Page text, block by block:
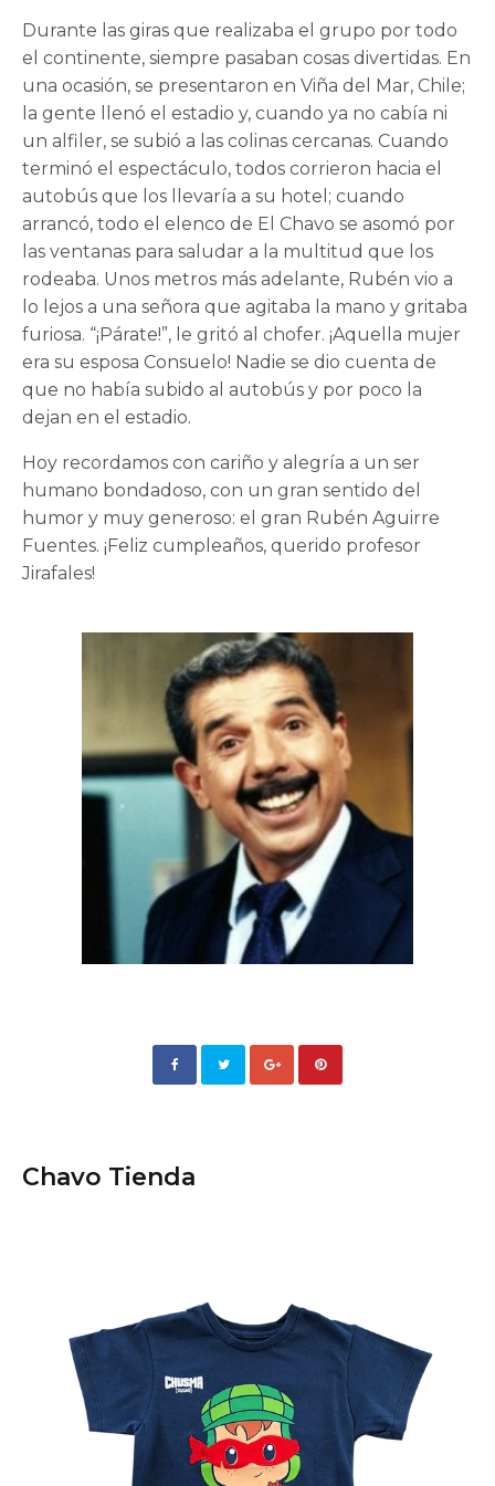
Durante las giras que realizaba el grupo por todo
el continente, siempre pasaban cosas divertidas. En
una ocasión, se presentaron en Viña del Mar, Chile;
la gente llenó el estadio y, cuando ya no cabía ni
un alfiler, se subió a las colinas cercanas. Cuando
terminó el espectáculo, todos corrieron hacia el
autobús que los llevaría a su hotel; cuando
arrancó, todo el elenco de El Chavo se asomó por
las ventanas para saludar a la multitud que los
rodeaba. Unos metros más adelante, Rubén vio a
lo lejos a una señora que agitaba la mano y gritaba
furiosa. “¡Párate!”, le gritó al chofer. ¡Aquella mujer
era su esposa Consuelo! Nadie se dio cuenta de
que no había subido al autobús y por poco la
dejan en el estadio.
Hoy recordamos con cariño y alegría a un ser
humano bondadoso, con un gran sentido del
humor y muy generoso: el gran Rubén Aguirre
Fuentes. ¡Feliz cumpleaños, querido profesor
Jirafales!
Chavo Tienda